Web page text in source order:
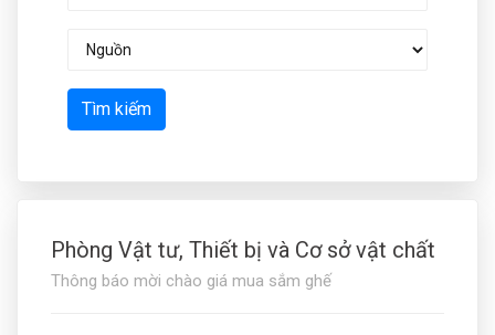
Tìm kiếm
Phòng Vật tư, Thiết bị và Cơ sở vật chất
Thông báo mời chào giá mua sắm ghế